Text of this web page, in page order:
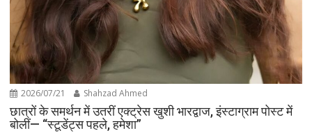
2026/07/21 Shahzad Ahmed
छात्रों के समर्थन में उतरीं एक्ट्रेस खुशी भारद्वाज, इंस्टाग्राम पोस्ट में
बोलीं— “स्टूडेंट्स पहले, हमेशा”